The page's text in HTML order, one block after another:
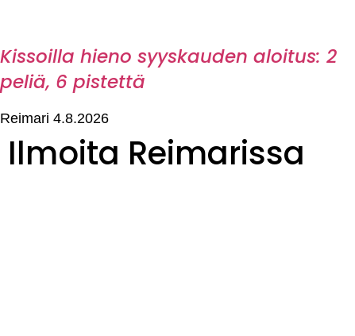
Kissoilla hieno syyskauden aloitus: 2
peliä, 6 pistettä
Reimari 4.8.2026
Ilmoita Reimarissa